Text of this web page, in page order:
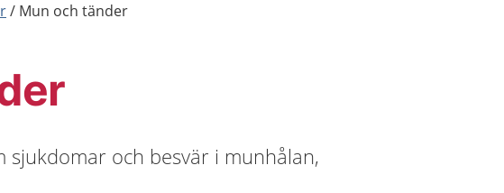
Mun och tänder
och besvär i munhålan,